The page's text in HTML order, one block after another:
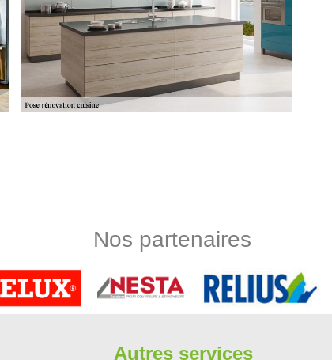
Limbergere rénovation se charge des interventions et il
pour réaliser la pose de cuisine dans tout 91710. Nous
à Vert Le Petit, notre équipe met en place un service
Nos partenaires
Autres services